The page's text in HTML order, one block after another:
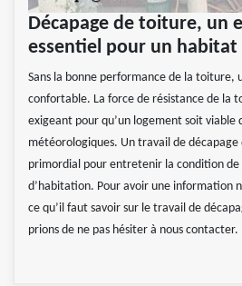
Décapage de toiture, un
essentiel pour un habitat
Sans la bonne performance de la toiture,
confortable. La force de résistance de la
exigeant pour qu’un logement soit viable
météorologiques. Un travail de
primordial pour entretenir la condition de
d’habitation. Pour avoir une information
ce qu’il faut savoir sur le travail de
prions de ne pas hésiter à nous contacter.